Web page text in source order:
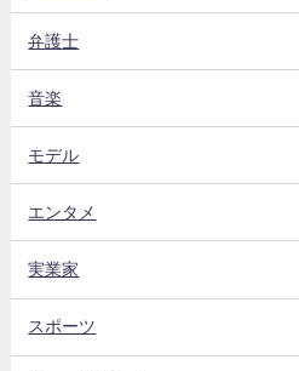
弁護士
音楽
モデル
エンタメ
実業家
スポーツ